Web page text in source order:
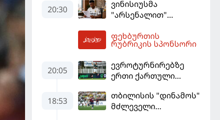
და "ბარსელონაში"
გადადის
20:30
ვინისიუსმა
"არსენალით"
გამოიყენა და
"რეალთან"
მომგებიანად
გააგრძელა
ფეხბურთის
რუბრიკის სპონსორი
20:05
ევროტურნირებზე
ერთი ქართული
18:53
თბილისის "დინამოს"
მძლეველი